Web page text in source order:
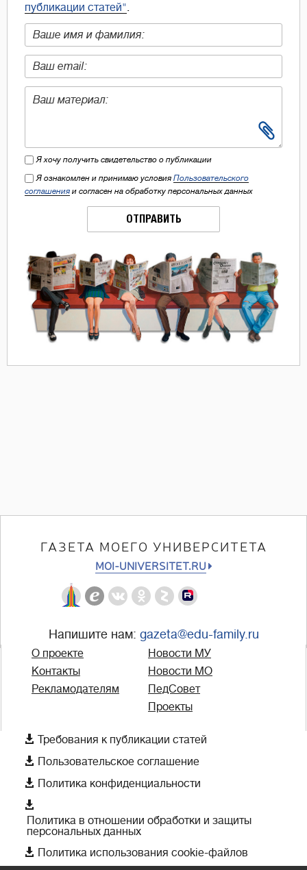
публикации статей".
Я хочу получить свидетельство о публикации
Я ознакомлен и принимаю условия Пользовательского
соглашения и согласен на обработку персональных данных
ОТПРАВИТЬ
ГАЗЕТА МОЕГО УНИВЕРСИТЕТА
MOI-UNIVERSITET.RU
Напишите нам: gazeta@edu-family.ru
О проекте
Контакты
Рекламодателям
Новости МУ
Новости МО
ПедСовет
Проекты
 Требования к публикации статей
 Пользовательское соглашение
 Политика конфиденциальности

Политика в отношении обработки и защиты
персональных данных
 Политика использования cookie-файлов